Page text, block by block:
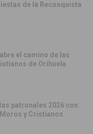
de la Reconquista
el camino de las
de Orihuela
patronales 2026 con
y Cristianos